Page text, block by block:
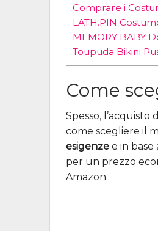
Comprare i
LATH.PIN
MEMORY BABY
Toupuda Bikini
Come
Spesso,
come scegliere il
esigenze e in base
per un prezzo
Amazon.